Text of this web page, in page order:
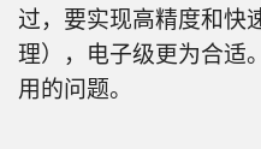
过，要实现高精度和快
理），电子级更为合适
用的问题。